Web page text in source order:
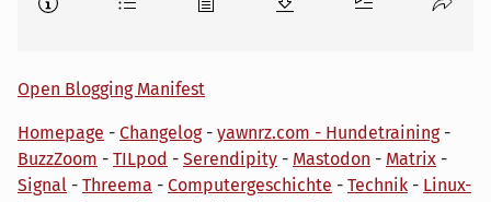
Open Blogging Manifest
Homepage - Changelog- yawnrz.com - Hundetraining-
BuzzZoom - TILpod - Serendipity - Mastodon - Matrix -
Signal - Threema - Computergeschichte - Technik - Linux-